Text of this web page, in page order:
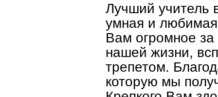
Лучший учитель
умная и
Вам огромное
нашей жизни,
трепетом.
которую мы